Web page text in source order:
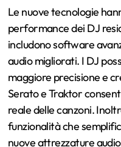
Le nuove tecnologie
performance dei DJ
includono software
audio migliorati. I DJ
maggiore precisione e
Serato e Traktor
reale delle canzoni.
funzionalità che
nuove attrezzature